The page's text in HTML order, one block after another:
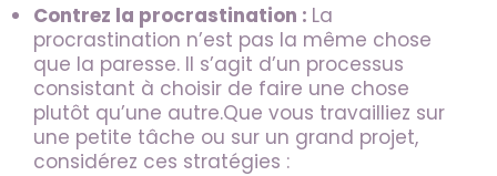
Contrez la procrastination : La
procrastination n’est pas la même chose
que la paresse. Il s’agit d’un processus
consistant à choisir de faire une chose
plutôt qu’une autre.Que vous travailliez sur
une petite tâche ou sur un grand projet,
considérez ces stratégies :